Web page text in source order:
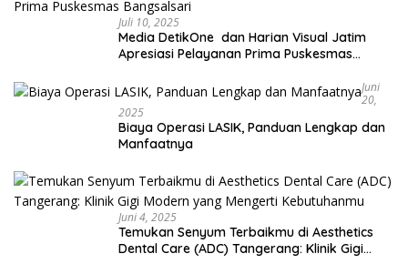
Juli 10, 2025
Media DetikOne dan Harian Visual Jatim
Apresiasi Pelayanan Prima Puskesmas
Juni
20,
2025
Biaya Operasi LASIK, Panduan Lengkap dan
Manfaatnya
Juni 4, 2025
Temukan Senyum Terbaikmu di Aesthetics
Dental Care (ADC) Tangerang: Klinik Gigi